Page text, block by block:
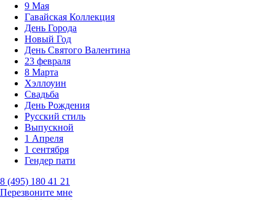
9 Мая
Гавайская Коллекция
День Города
Новый Год
День Святого Валентина
23 февраля
8 Марта
Хэллоуин
Свадьба
День Рождения
Русский стиль
Выпускной
1 Апреля
1 сентября
Гендер пати
8 (495) 180 41 21
Перезвоните мне